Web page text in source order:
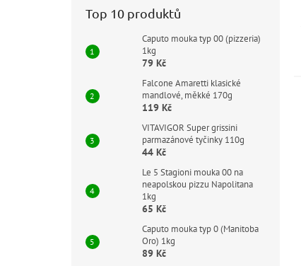
Top 10 produktů
Caputo mouka typ 00 (pizzeria)
1kg
79 Kč
Falcone Amaretti klasické
mandlové, měkké 170g
119 Kč
VITAVIGOR Super grissini
parmazánové tyčinky 110g
44 Kč
Le 5 Stagioni mouka 00 na
neapolskou pizzu Napolitana
1kg
65 Kč
Caputo mouka typ 0 (Manitoba
Oro) 1kg
89 Kč